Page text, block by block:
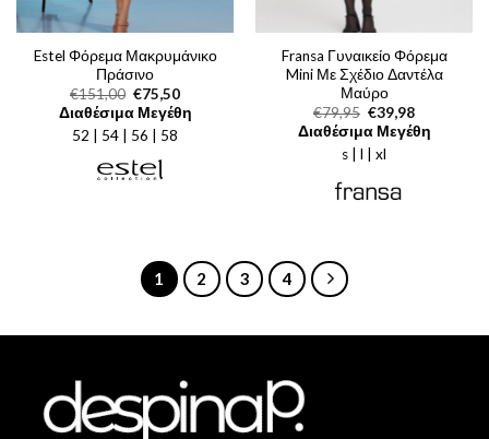
Estel Φόρεμα Μακρυμάνικο
Πράσινο
€151,00 Original
price
was:
€151,00.
€75,50Η
τρέχουσα
τιμή
Διαθέσιμα Μεγέθη
52 | 54 | 56 | 58
Fransa Γυναικείο Φόρεμα
Mini Με Σχέδιο Δαντέλα
Μαύρο
€79,95 Original
price
was:
€79,95.
€39,98Η
τρέχουσα
τιμή
Διαθέσιμα Μεγέθη
s | l | xl
1 2 3 4